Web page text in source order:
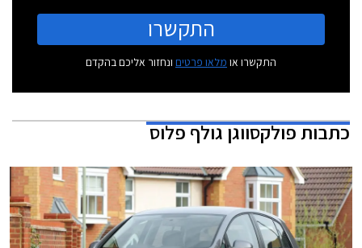
התקשרו
התקשרו או מלאו פרטים ונחזור אליכם בהקדם
כתבותפולקסווגן גולף פלוס